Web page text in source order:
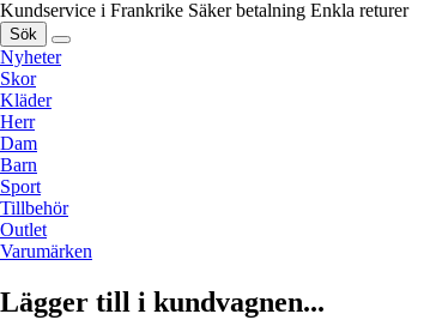
Kundservice i Frankrike Säker betalning Enkla returer
Sök
Nyheter
Skor
Kläder
Herr
Dam
Barn
Sport
Tillbehör
Outlet
Varumärken
Lägger till i kundvagnen...